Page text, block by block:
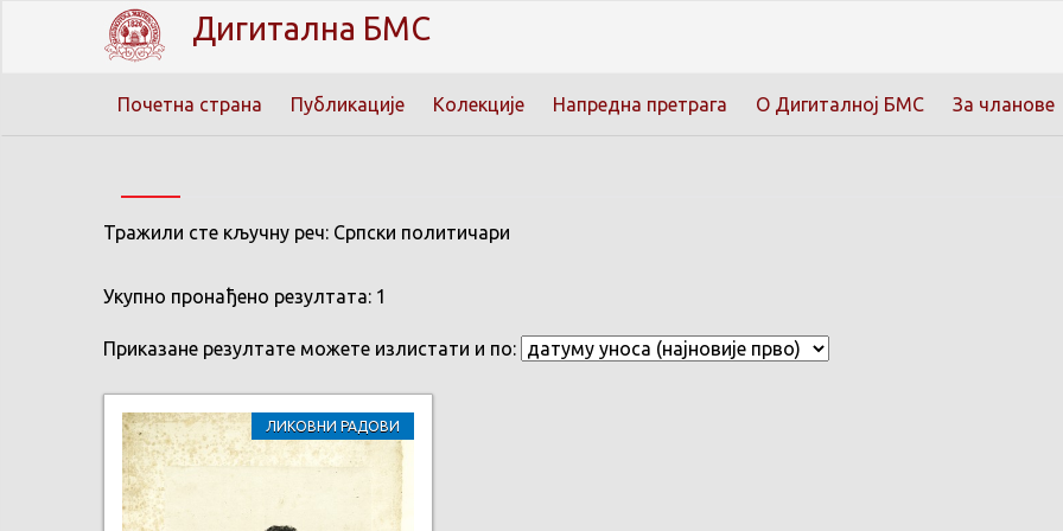
Дигитална БМС
Почетна страна Публикације Колекције Напредна претрага О Дигиталној БМС За чланове
Тражили сте кључну реч: Српски политичари
Укупно пронађено резултата: 1
Приказане резултате можете излистати и по:
ЛИКОВНИ РАДОВИ